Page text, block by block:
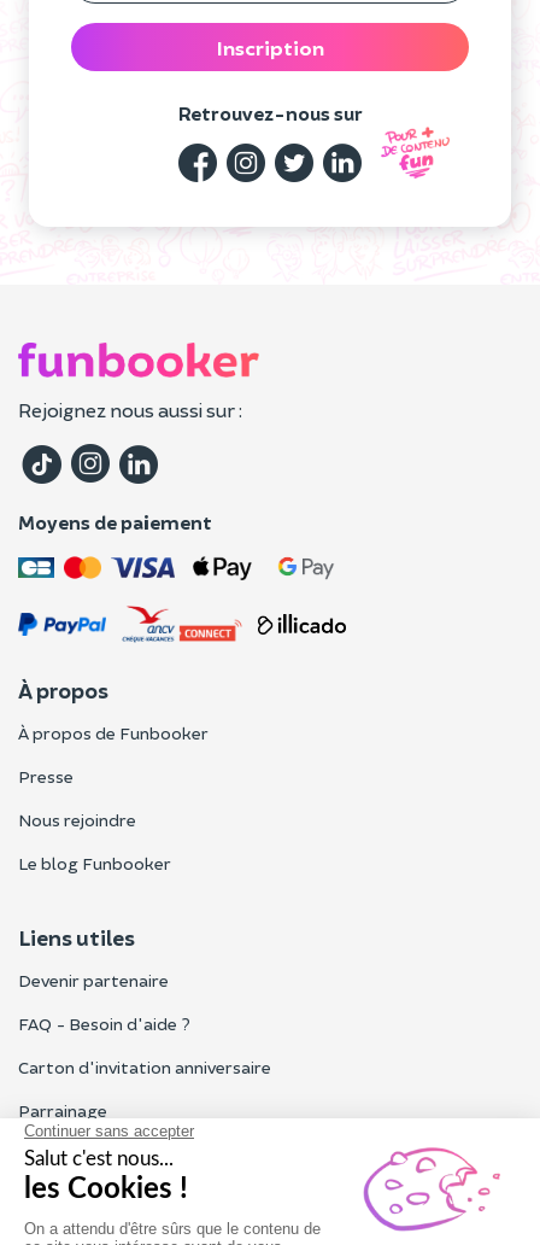
Inscription
Retrouvez-nous sur
Rejoignez nous aussi sur :
Moyens de paiement
À propos
À propos de Funbooker
Presse
Nous rejoindre
Le blog Funbooker
Liens utiles
Devenir partenaire
FAQ - Besoin d'aide ?
Carton d'invitation anniversaire
Parrainage
Tous les avis Funbooker
Particuliers, entreprises, professionnels